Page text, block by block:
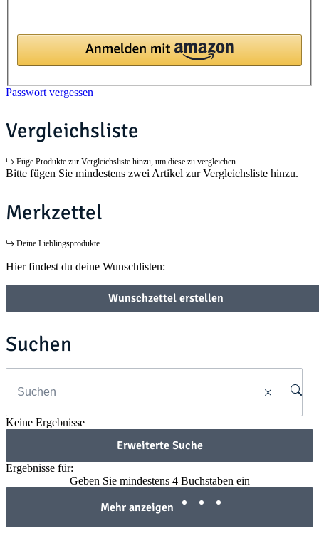
Passwort vergessen
Vergleichsliste
Füge Produkte zur Vergleichsliste hinzu, um diese zu vergleichen.
Bitte fügen Sie mindestens zwei Artikel zur Vergleichsliste hinzu.
Merkzettel
Deine Lieblingsprodukte
Hier findest du deine Wunschlisten:
Wunschzettel erstellen
Suchen
Keine Ergebnisse
Erweiterte Suche
Ergebnisse für:
Geben Sie mindestens 4 Buchstaben ein
Mehr anzeigen